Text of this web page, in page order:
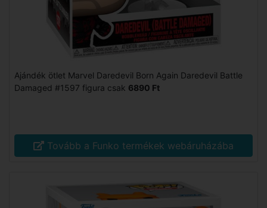
Ajándék ötlet Marvel Daredevil Born Again Daredevil Battle
Damaged #1597 figura csak 6890 Ft
Tovább a Funko termékek webáruházába